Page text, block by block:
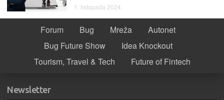
1. listopada 2024.
Forum Bug Mreža
Autonet
Bug Future Show
Idea Knockout
Tourism, Travel & Tech
Future of Fintech
Newsletter